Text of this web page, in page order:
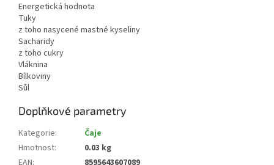
Energetická hodnota
Tuky
z toho nasycené mastné kyseliny
Sacharidy
z toho cukry
Vláknina
Bílkoviny
Sůl
Doplňkové parametry
Kategorie:
Čaje
Hmotnost:
0.03 kg